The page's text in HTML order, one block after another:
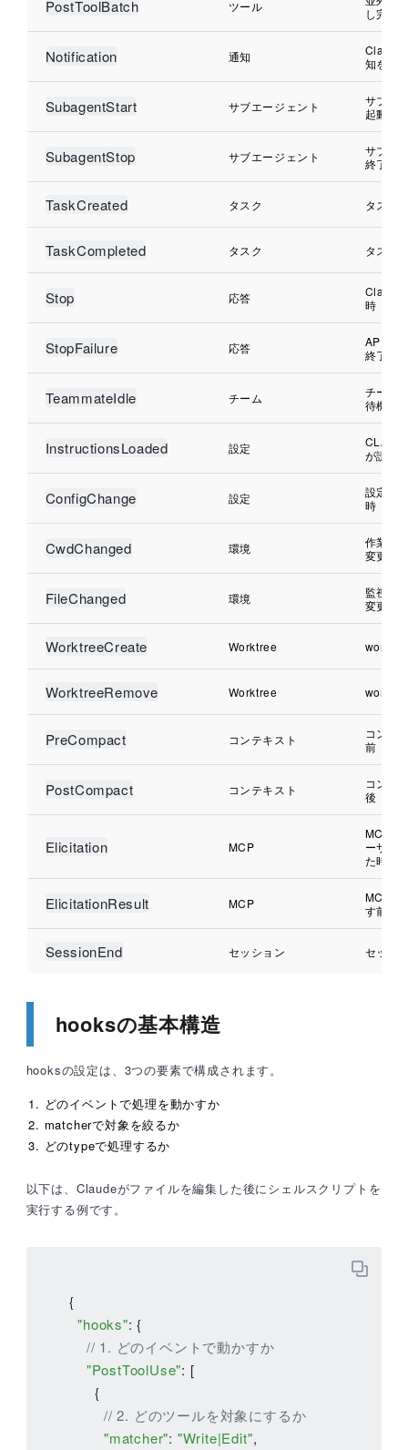
PostToolBatch ツール
し完了
Notification 通知
Claude
知を送
SubagentStart サブエージェント
サブエ
起動時
SubagentStop サブエージェント
サブエ
終了時
TaskCreated タスク タスク
TaskCompleted タスク タスク
Stop 応答
Claude
時
StopFailure 応答
APIエ
終了時
TeammateIdle チーム
チーム
待機状
InstructionsLoaded 設定
が読み
ConfigChange 設定
設定フ
時
CwdChanged 環境
作業デ
変更時
FileChanged 環境
監視対
変更時
WorktreeCreate Worktree
WorktreeRemove Worktree
PreCompact コンテキスト
コンテ
前
PostCompact コンテキスト
コンテ
後
Elicitation MCP
MCPサ
ーザー
た時
ElicitationResult MCP
MCP入
す前
SessionEnd セッション セッシ
hooksの基本構造
hooksの設定は、3つの要素で構成されます。
どのイベントで処理を動かすか
matcherで対象を絞るか
どのtypeで処理するか
以下は、Claudeがファイルを編集した後にシェルスクリプトを
実行する例です。
{
"hooks": {
// 1. どのイベントで動かすか
"PostToolUse": [
      {
// 2. どのツールを対象にするか
"matcher": "Write|Edit",